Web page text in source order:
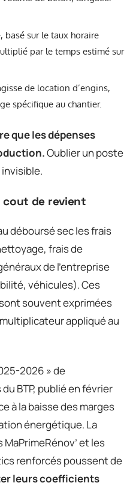
basé sur le taux horaire
par le temps estimé sur
de location d’engins,
spécifique au chantier.
que les dépenses
Oublier un poste
cout de revient
déboursé sec les frais
frais de
de l’entreprise
véhicules). Ces
souvent exprimées
appliqué au
2026 » de
BTP, publié en février
à la baisse des marges
énergétique. La
et les
renforcés poussent de
leurs coefficients